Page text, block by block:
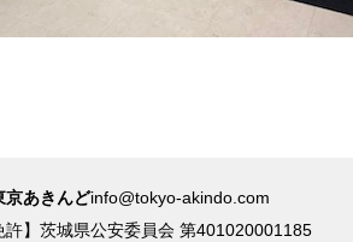
あきんどinfo@tokyo-akindo.com
許】茨城県公安委員会 第401020001185